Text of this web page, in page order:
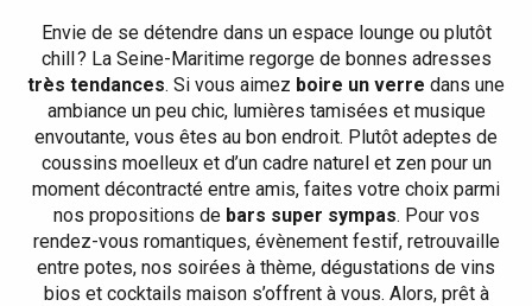
Envie de se détendre dans un espace lounge ou plutôt
chill ? La Seine-Maritime regorge de bonnes adresses
très tendances. Si vous aimez boire un verre dans une
ambiance un peu chic, lumières tamisées et musique
envoutante, vous êtes au bon endroit. Plutôt adeptes de
coussins moelleux et d’un cadre naturel et zen pour un
moment décontracté entre amis, faites votre choix parmi
nos propositions de bars super sympas. Pour vos
rendez-vous romantiques, évènement festif, retrouvaille
entre potes, nos soirées à thème, dégustations de vins
bios et cocktails maison s’offrent à vous. Alors, prêt à